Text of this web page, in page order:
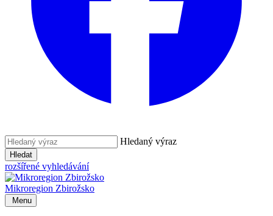
Hledaný výraz
Hledat
rozšířené vyhledávání
Mikroregion Zbirožsko
Menu